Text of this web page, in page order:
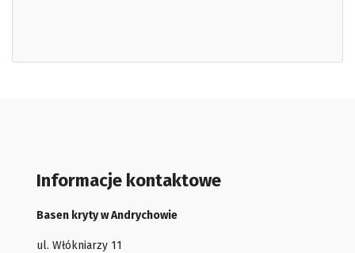
Informacje kontaktowe
Basen kryty w Andrychowie
ul. Włókniarzy 11